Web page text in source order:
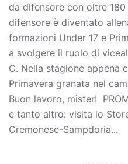
da difensore con oltre 180
difensore è diventato
formazioni Under 17 e
a svolgere il ruolo di
C. Nella stagione appena
Primavera granata nel
Buon lavoro, mister!
e tanto altro: visita lo
Cremonese-Sampdoria...